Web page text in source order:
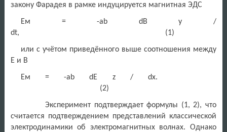
закону Фарадея в рамке индуцируется магнитная ЭДС
Eм = -ab dB y /
dt, (1)
или с учётом приведённого выше соотношения между
Е и В
Eм = -ab dE z / dx.
(2)
Эксперимент подтверждает формулы (1, 2), что
считается подтверждением представлений классической
электродинамики об электромагнитных волнах. Однако